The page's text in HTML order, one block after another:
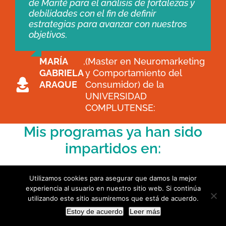
de Marité para el análisis de fortalezas y
debilidades con el fin de definir
estrategias para avanzar con nuestros
objetivos.
MARÍA
GABRIELA
ARAQUE
,(Master en Neuromarketing
y Comportamiento del
Consumidor) de la
UNIVERSIDAD
COMPLUTENSE:
de las mismas”.
STEFANÍA
ANTUNES
,(Máster Neuromarketing y
Conswumidor) de la
UNIVERSIDAD
COMPLUTENSE
COMPLUTENSE:
Mis programas ya han sido
impartidos en:
Utilizamos cookies para asegurar que damos la mejor
experiencia al usuario en nuestro sitio web. Si continúa
utilizando este sitio asumiremos que está de acuerdo.
Estoy de acuerdo
Leer más